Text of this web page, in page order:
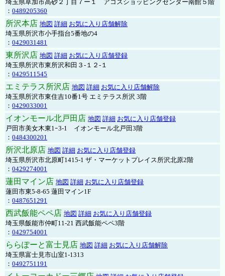
埼玉県草加市高砂２丁目７ー１ アコスショッピングセンター南館５階
： 0489205360
所沢本店 地図 詳細 お気に入り店舗解除
埼玉県所沢市小手指台5番地の4
： 0429031481
東所沢店 地図 詳細 お気に入り店舗登録
埼玉県所沢市東所沢和田３-１２-１
： 0429511545
エミテラス所沢店 地図 詳細 お気に入り店舗解除
埼玉県所沢市東住吉10番1号 エミテラス所沢 3階
： 0429033001
イオンモール北戸田店 地図 詳細 お気に入り店舗登録
戸田市美女木東1ｰ3‐1 イオンモール北戸田3階
： 0484300201
所沢北原店 地図 詳細 お気に入り店舗登録
埼玉県所沢市北原町1415-1 ザ・マーケットプレイス所沢北原2階
： 0429274001
蓮田マイン店 地図 詳細 お気に入り店舗登録
蓮田市東5-8-65 蓮田マイン1F
： 0487651291
西武飯能ペペ店 地図 詳細 お気に入り店舗登録
埼玉県飯能市仲町11-21 西武飯能ペペ3階
： 0429754001
ららぽーと富士見店 地図 詳細 お気に入り店舗解除
埼玉県富士見市山室1-1313
： 0492751191